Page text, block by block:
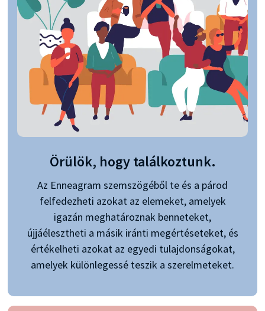
Örülök, hogy találkoztunk.
Az Enneagram szemszögéből te és a párod
felfedezheti azokat az elemeket, amelyek
igazán meghatároznak benneteket,
újjáélesztheti a másik iránti megértéseteket, és
értékelheti azokat az egyedi tulajdonságokat,
amelyek különlegessé teszik a szerelmeteket.